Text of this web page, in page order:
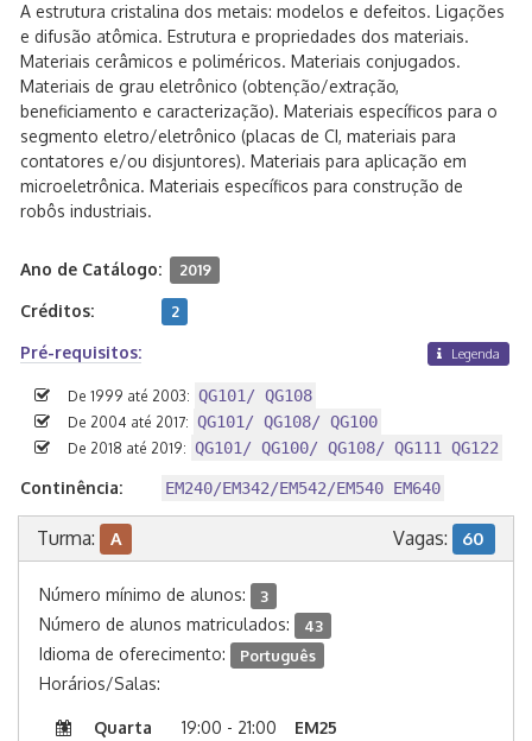
A estrutura cristalina dos metais: modelos e defeitos. Ligações
e difusão atômica. Estrutura e propriedades dos materiais.
Materiais cerâmicos e poliméricos. Materiais conjugados.
Materiais de grau eletrônico (obtenção/extração,
beneficiamento e caracterização). Materiais específicos para o
segmento eletro/eletrônico (placas de CI, materiais para
contatores e/ou disjuntores). Materiais para aplicação em
microeletrônica. Materiais específicos para construção de
robôs industriais.
Ano de Catálogo: 2019
Créditos: 2
Pré-requisitos: Legenda
De 1999 até 2003: QG101/ QG108
De 2004 até 2017: QG101/ QG108/ QG100
De 2018 até 2019: QG101/ QG100/ QG108/ QG111 QG122
Continência: EM240/EM342/EM542/EM540 EM640
Turma: A Vagas: 60
Número mínimo de alunos: 3
Número de alunos matriculados: 43
Idioma de oferecimento: Português
Horários/Salas:
Quarta 19:00 - 21:00
EM25